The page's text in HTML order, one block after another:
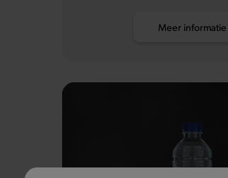
Meer informatie